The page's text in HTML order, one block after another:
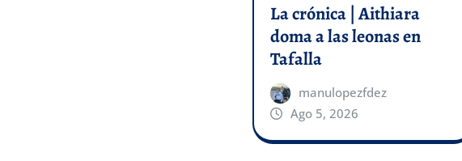
La crónica | Aithiara
doma a las leonas en
Tafalla
manulopezfdez
Ago 5, 2026